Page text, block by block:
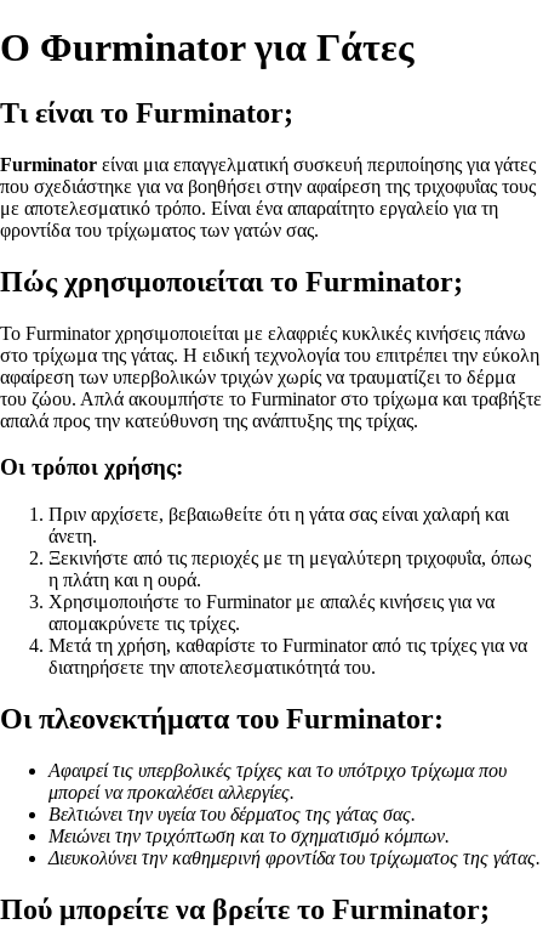
Ο Φurminator για Γάτες
Τι είναι το Furminator;
Furminator είναι μια επαγγελματική συσκευή περιποίησης για γάτες
που σχεδιάστηκε για να βοηθήσει στην αφαίρεση της τριχοφυΐας τους
με αποτελεσματικό τρόπο. Είναι ένα απαραίτητο εργαλείο για τη
φροντίδα του τρίχωματος των γατών σας.
Πώς χρησιμοποιείται το Furminator;
Το Furminator χρησιμοποιείται με ελαφριές κυκλικές κινήσεις πάνω
στο τρίχωμα της γάτας. Η ειδική τεχνολογία του επιτρέπει την εύκολη
αφαίρεση των υπερβολικών τριχών χωρίς να τραυματίζει το δέρμα
του ζώου. Απλά ακουμπήστε το Furminator στο τρίχωμα και τραβήξτε
απαλά προς την κατεύθυνση της ανάπτυξης της τρίχας.
Οι τρόποι χρήσης:
Πριν αρχίσετε, βεβαιωθείτε ότι η γάτα σας είναι χαλαρή και
άνετη.
Ξεκινήστε από τις περιοχές με τη μεγαλύτερη τριχοφυΐα, όπως
η πλάτη και η ουρά.
Χρησιμοποιήστε το Furminator με απαλές κινήσεις για να
απομακρύνετε τις τρίχες.
Μετά τη χρήση, καθαρίστε το Furminator από τις τρίχες για να
διατηρήσετε την αποτελεσματικότητά του.
Οι πλεονεκτήματα του Furminator:
Αφαιρεί τις υπερβολικές τρίχες και το υπότριχο τρίχωμα που
μπορεί να προκαλέσει αλλεργίες.
Βελτιώνει την υγεία του δέρματος της γάτας σας.
Μειώνει την τριχόπτωση και το σχηματισμό κόμπων.
Διευκολύνει την καθημερινή φροντίδα του τρίχωματος της γάτας.
Πού μπορείτε να βρείτε το Furminator;